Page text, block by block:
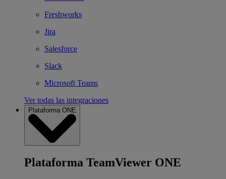
Freshworks
Jira
Salesforce
Slack
Microsoft Teams
Ver todas las integraciones
Plataforma ONE
Plataforma TeamViewer ONE